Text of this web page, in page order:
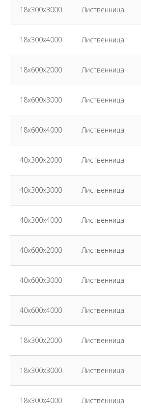
18х300х3000 Лиственница
18х300х4000 Лиственница
18х600х2000 Лиственница
18х600х3000 Лиственница
18х600х4000 Лиственница
40х300х2000 Лиственница
40х300х3000 Лиственница
40х300х4000 Лиственница
40х600х2000 Лиственница
40х600х3000 Лиственница
40х600х4000 Лиственница
18х300х2000 Лиственница
18х300х3000 Лиственница
18х300х4000 Лиственница